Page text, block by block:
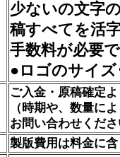
少ないの文字
稿すべてを活
手数料が必要
●ロゴのサイ
ご入金・原稿確定
（時期や、数量に
お問い合わせくだ
製版費用は料金に